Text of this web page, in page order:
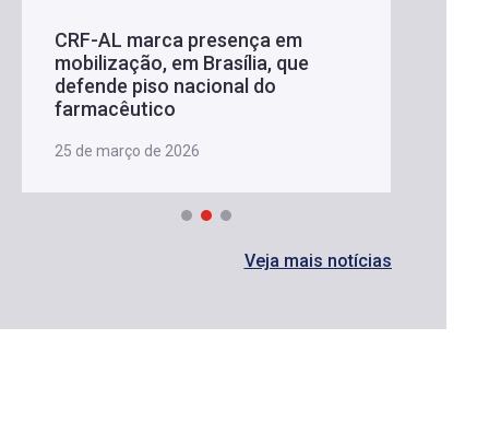
CRF-AL marca presença em
mobilização, em Brasília, que
defende piso nacional do
farmacêutico
25 de março de 2026
Veja mais notícias